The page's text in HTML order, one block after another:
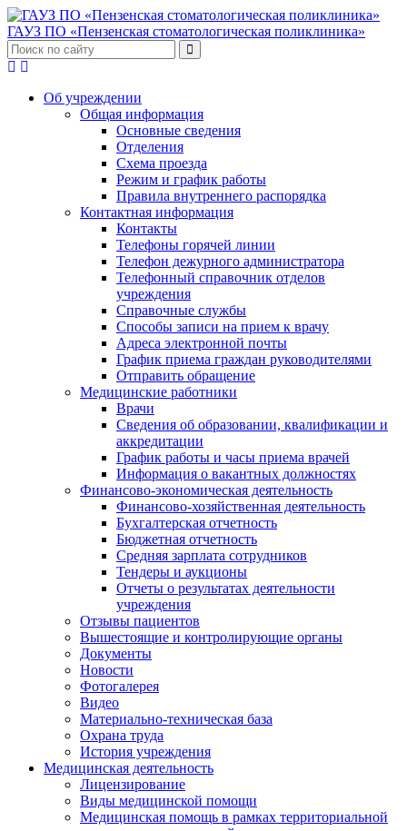
ГАУЗ ПО «Пензенская стоматологическая поликлиника»
Об учреждении
Общая информация
Основные сведения
Отделения
Схема проезда
Режим и график работы
Правила внутреннего распорядка
Контактная информация
Контакты
Телефоны горячей линии
Телефон дежурного администратора
Телефонный справочник отделов
учреждения
Справочные службы
Способы записи на прием к врачу
Адреса электронной почты
График приема граждан руководителями
Отправить обращение
Медицинские работники
Врачи
Сведения об образовании, квалификации и
аккредитации
График работы и часы приема врачей
Информация о вакантных должностях
Финансово-экономическая деятельность
Финансово-хозяйственная деятельность
Бухгалтерская отчетность
Бюджетная отчетность
Средняя зарплата сотрудников
Тендеры и аукционы
Отчеты о результатах деятельности
учреждения
Отзывы пациентов
Вышестоящие и контролирующие органы
Документы
Новости
Фотогалерея
Видео
Материально-техническая база
Охрана труда
История учреждения
Медицинская деятельность
Лицензирование
Виды медицинской помощи
Медицинская помощь в рамках территориальной